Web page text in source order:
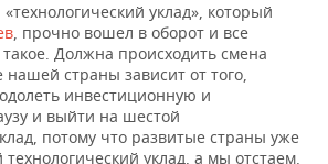
уклад», который
, прочно вошел в оборот и все
Должна происходить смена
нашей страны зависит от того,
инвестиционную и
и выйти на шестой
потому что развитые страны уже
уклад, а мы отстаем.